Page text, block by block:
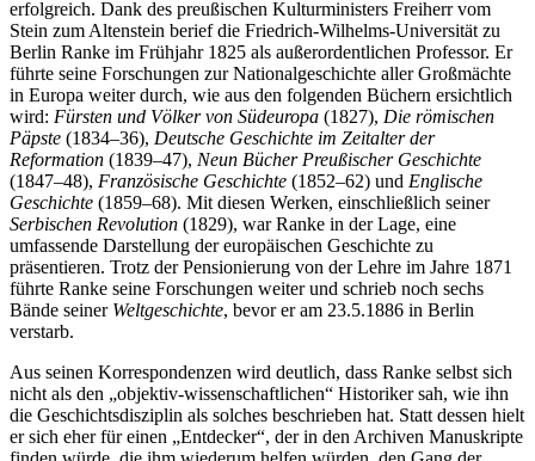
erfolgreich. Dank des preußischen Kulturministers Freiherr vom
Stein zum Altenstein berief die Friedrich-Wilhelms-Universität zu
Berlin Ranke im Frühjahr 1825 als außerordentlichen Professor. Er
führte seine Forschungen zur Nationalgeschichte aller Großmächte
in Europa weiter durch, wie aus den folgenden Büchern ersichtlich
wird: Fürsten und Völker von Südeuropa (1827), Die römischen
Päpste (1834–36), Deutsche Geschichte im Zeitalter der
Reformation (1839–47), Neun Bücher Preußischer Geschichte
(1847–48), Französische Geschichte (1852–62) und Englische
Geschichte (1859–68). Mit diesen Werken, einschließlich seiner
Serbischen Revolution (1829), war Ranke in der Lage, eine
umfassende Darstellung der europäischen Geschichte zu
präsentieren. Trotz der Pensionierung von der Lehre im Jahre 1871
führte Ranke seine Forschungen weiter und schrieb noch sechs
Bände seiner Weltgeschichte, bevor er am 23.5.1886 in Berlin
verstarb.
Aus seinen Korrespondenzen wird deutlich, dass Ranke selbst sich
nicht als den „objektiv-wissenschaftlichen“ Historiker sah, wie ihn
die Geschichtsdisziplin als solches beschrieben hat. Statt dessen hielt
er sich eher für einen „Entdecker“, der in den Archiven Manuskripte